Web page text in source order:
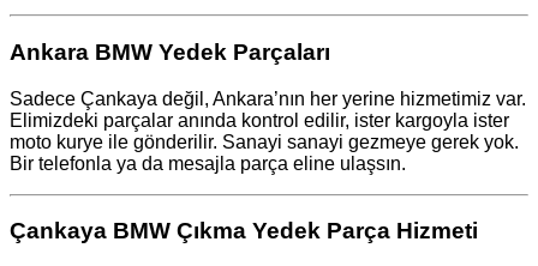
Ankara BMW Yedek Parçaları
Sadece Çankaya değil, Ankara’nın her yerine hizmetimiz var.
Elimizdeki parçalar anında kontrol edilir, ister kargoyla ister
moto kurye ile gönderilir. Sanayi sanayi gezmeye gerek yok.
Bir telefonla ya da mesajla parça eline ulaşsın.
Çankaya BMW Çıkma Yedek Parça Hizmeti